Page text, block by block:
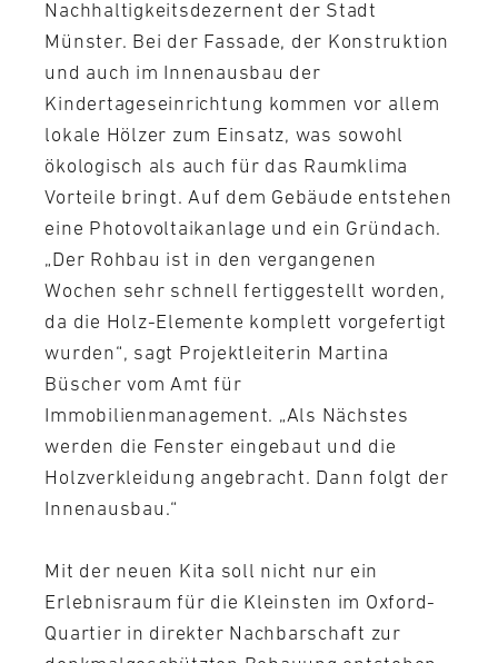
Nachhaltigkeitsdezernent der Stadt
Münster. Bei der Fassade, der Konstruktion
und auch im Innenausbau der
Kindertageseinrichtung kommen vor allem
lokale Hölzer zum Einsatz, was sowohl
ökologisch als auch für das Raumklima
Vorteile bringt. Auf dem Gebäude entstehen
eine Photovoltaikanlage und ein Gründach.
„Der Rohbau ist in den vergangenen
Wochen sehr schnell fertiggestellt worden,
da die Holz-Elemente komplett vorgefertigt
wurden“, sagt Projektleiterin Martina
Büscher vom Amt für
Immobilienmanagement. „Als Nächstes
werden die Fenster eingebaut und die
Holzverkleidung angebracht. Dann folgt der
Innenausbau.“
Mit der neuen Kita soll nicht nur ein
Erlebnisraum für die Kleinsten im Oxford-
Quartier in direkter Nachbarschaft zur